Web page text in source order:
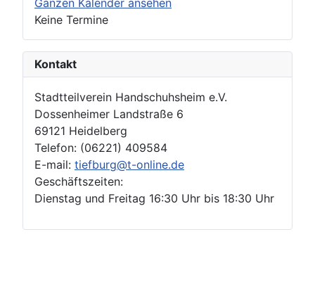
Ganzen Kalender ansehen
Keine Termine
Kontakt
Stadtteilverein Handschuhsheim e.V.
Dossenheimer Landstraße 6
69121 Heidelberg
Telefon: (06221) 409584
E-mail: tiefburg@t-online.de
Geschäftszeiten:
Dienstag und Freitag 16:30 Uhr bis 18:30 Uhr